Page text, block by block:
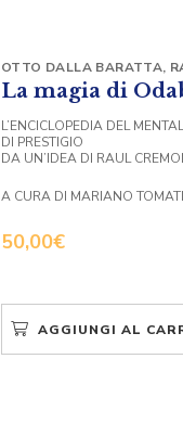
La magia di
50,00€
OTTO DALLA BARATTA,
L’ENCICLOPEDIA DEL
DI PRESTIGIO
DA UN’IDEA DI RAUL
A CURA DI MARIANO
AGGIUNGI AL